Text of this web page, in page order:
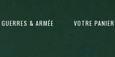
GUERRES & ARMÉE VOTRE PANIER